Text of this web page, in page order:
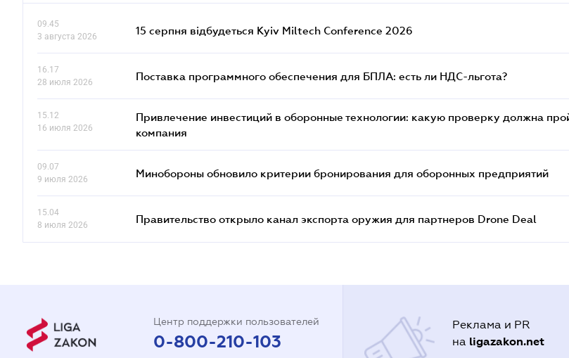
09.45
3 августа 2026
15 серпня відбудеться Kyiv Miltech Conference 2026
16.17
28 июля 2026
Поставка программного обеспечения для БПЛА: есть ли НДС-льгота?
15.12
16 июля 2026
Привлечение инвестиций в оборонные технологии: какую проверку должна
компания
09.07
9 июля 2026
Минобороны обновило критерии бронирования для оборонных предприятий
15.04
8 июля 2026
Правительство открыло канал экспорта оружия для партнеров Drone Deal
Центр поддержки пользователей
0-800-210-103
Реклама и PR
на ligazakon.net